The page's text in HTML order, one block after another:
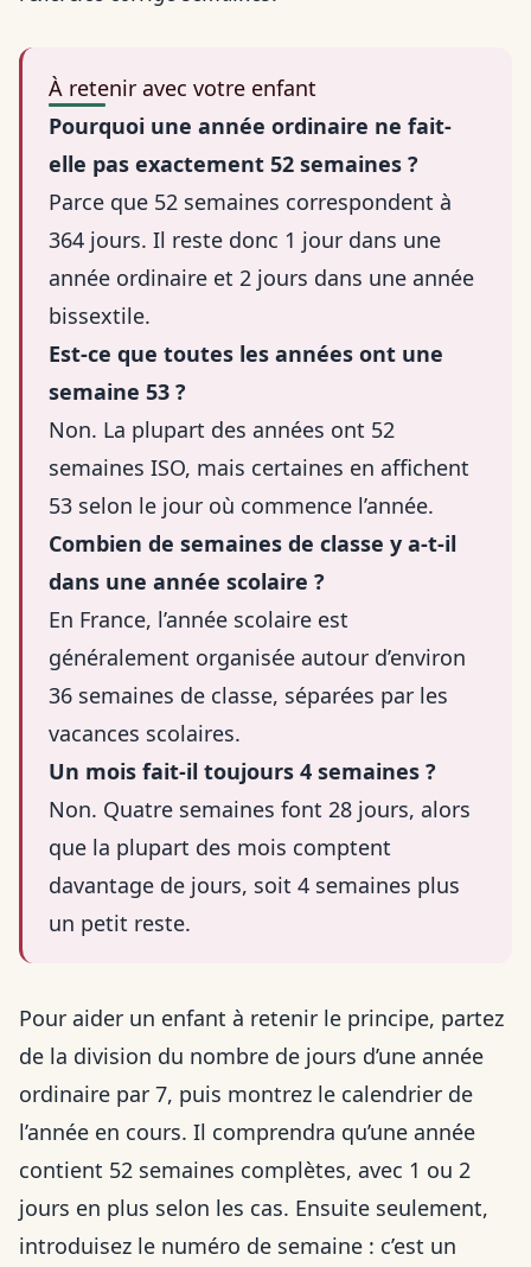
À retenir avec votre enfant
Pourquoi une année ordinaire ne fait-
elle pas exactement 52 semaines ?
Parce que 52 semaines correspondent à
364 jours. Il reste donc 1 jour dans une
année ordinaire et 2 jours dans une année
bissextile.
Est-ce que toutes les années ont une
semaine 53 ?
Non. La plupart des années ont 52
semaines ISO, mais certaines en affichent
53 selon le jour où commence l’année.
Combien de semaines de classe y a-t-il
dans une année scolaire ?
En France, l’année scolaire est
généralement organisée autour d’environ
36 semaines de classe, séparées par les
vacances scolaires.
Un mois fait-il toujours 4 semaines ?
Non. Quatre semaines font 28 jours, alors
que la plupart des mois comptent
davantage de jours, soit 4 semaines plus
un petit reste.
Pour aider un enfant à retenir le principe, partez
de la division du nombre de jours d’une année
ordinaire par 7, puis montrez le calendrier de
l’année en cours. Il comprendra qu’une année
contient 52 semaines complètes, avec 1 ou 2
jours en plus selon les cas. Ensuite seulement,
introduisez le numéro de semaine : c’est un